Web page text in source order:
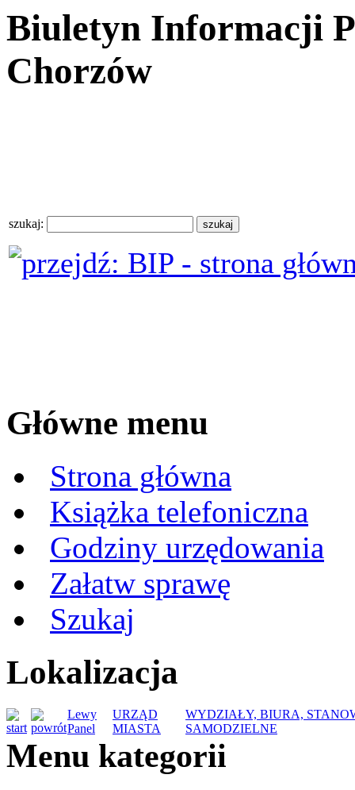
Biuletyn Informacji
Chorzów
szukaj:
Główne menu
Strona główna
Książka telefoniczna
Godziny urzędowania
Załatw sprawę
Szukaj
Lokalizacja
Lewy
Panel
URZĄD
MIASTA
WYDZIAŁY, BIURA,
SAMODZIELNE
Menu kategorii